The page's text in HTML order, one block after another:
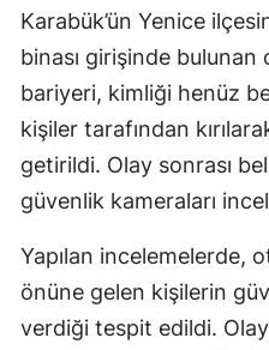
Karabük’ün Yenice
binası girişinde
bariyeri, kimliği henüz
kişiler tarafından
getirildi. Olay sonrası
güvenlik kameraları
Yapılan incelemelerde,
önüne gelen kişilerin
verdiği tespit edildi.